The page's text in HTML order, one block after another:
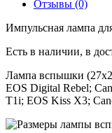
Отзывы (0)
Импульсная лампа
Есть в наличии, в
Лампа вспышки
EOS Digital Rebel;
T1i; EOS Kiss X3;